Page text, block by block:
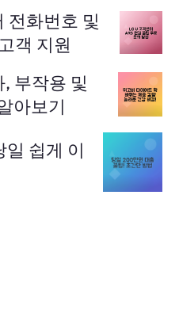
전화번호 및
객 지원
부작용 및
아보기
쉽게 이